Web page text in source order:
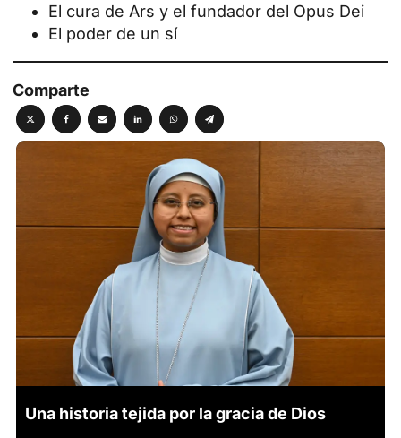
El cura de Ars y el fundador del Opus Dei
El poder de un sí
Comparte
Una historia tejida por la gracia de Dios